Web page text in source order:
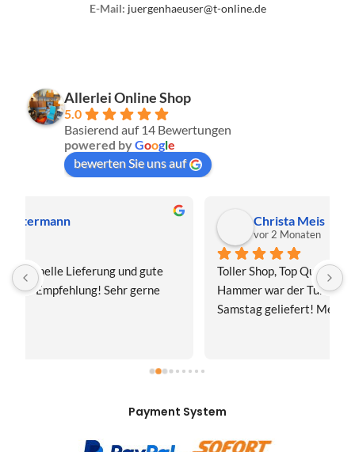
E-Mail: juergenhaeuser@t-online.de
Allerlei Online Shop
5.0
Basierend auf 14 Bewertungen
powered byGoogle
bewerten Sie uns auf
Toller Shop, Top Qualität. Aber der absolute
Hammer war der Turboversand!!! Freitag bestellt,
Samstag geliefert! Mega, nur zu empfehlen👍
Payment System